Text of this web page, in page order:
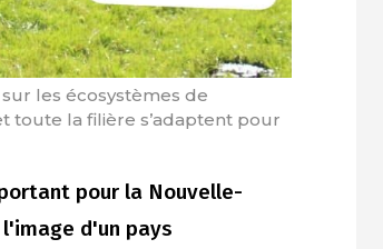
les écosystèmes de
toute la filière s’adaptent pour
pour la Nouvelle-
d'un pays